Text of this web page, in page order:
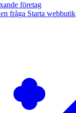
företag
fråga Starta webbutik